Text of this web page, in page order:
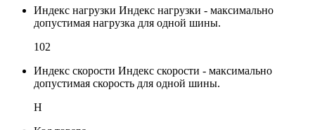
Индекс нагрузки Индекс нагрузки - максимально
допустимая нагрузка для одной шины.
102
Индекс скорости Индекс скорости - максимально
допустимая скорость для одной шины.
H